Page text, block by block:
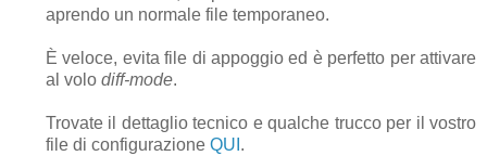
aprendo un normale file temporaneo.
È veloce, evita file di appoggio ed è perfetto per attivare
al volo diff-mode.
Trovate il dettaglio tecnico e qualche trucco per il vostro
file di configurazione QUI .